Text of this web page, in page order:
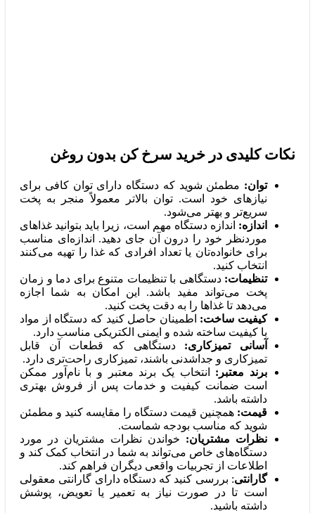
نکات کلیدی در خرید سرخ کن بدون روغن
توان: مطمئن شوید که دستگاه دارای توان کافی برای
نیازهای خود است. توان بالاتر معمولاً منجر به پخت
سریع‌تر و بهتر می‌شود.
اندازه: اندازه دستگاه مهم است، زیرا باید بتوانید غذاهای
موردنظر خود را درون آن جای دهید. اندازه‌ای مناسب
برای خانواده‌تان یا تعداد افرادی که غذا را تهیه می‌کنند
انتخاب کنید.
تنظیمات: دستگاهی با تنظیمات متنوع برای دما و زمان
پخت می‌تواند مفید باشد. این امکان به شما اجازه
می‌دهد تا غذاها را به دقت پخت کنید.
کیفیت ساخت: اطمینان حاصل کنید که دستگاه از مواد
با کیفیت ساخته شده و ایمنی الکتریکی مناسب دارد.
آسانی تمیزکاری: دستگاهی که قطعات آن قابل
تمیزکاری و جداشدنی باشند، تمیزکاری راحت‌تری دارد.
برند معتبر: انتخاب یک برند معتبر و با نام‌آور ممکن
است ضمانت کیفیت و خدمات پس از فروش بهتری
داشته باشد.
قیمت: همچنین قیمت دستگاه را مقایسه کنید و مطمئن
شوید که مناسب بودجه شماست.
نظرات مشتریان: خواندن نظرات مشتریان در مورد
دستگاه‌های خاص می‌تواند به شما در انتخاب کمک کند و
اطلاعات از تجربیات واقعی دیگران فراهم کند.
گارانتی: بررسی کنید که دستگاه دارای گارانتی معقولی
است تا در صورت نیاز به تعمیر یا تعویض، پوشش
داشته باشید.